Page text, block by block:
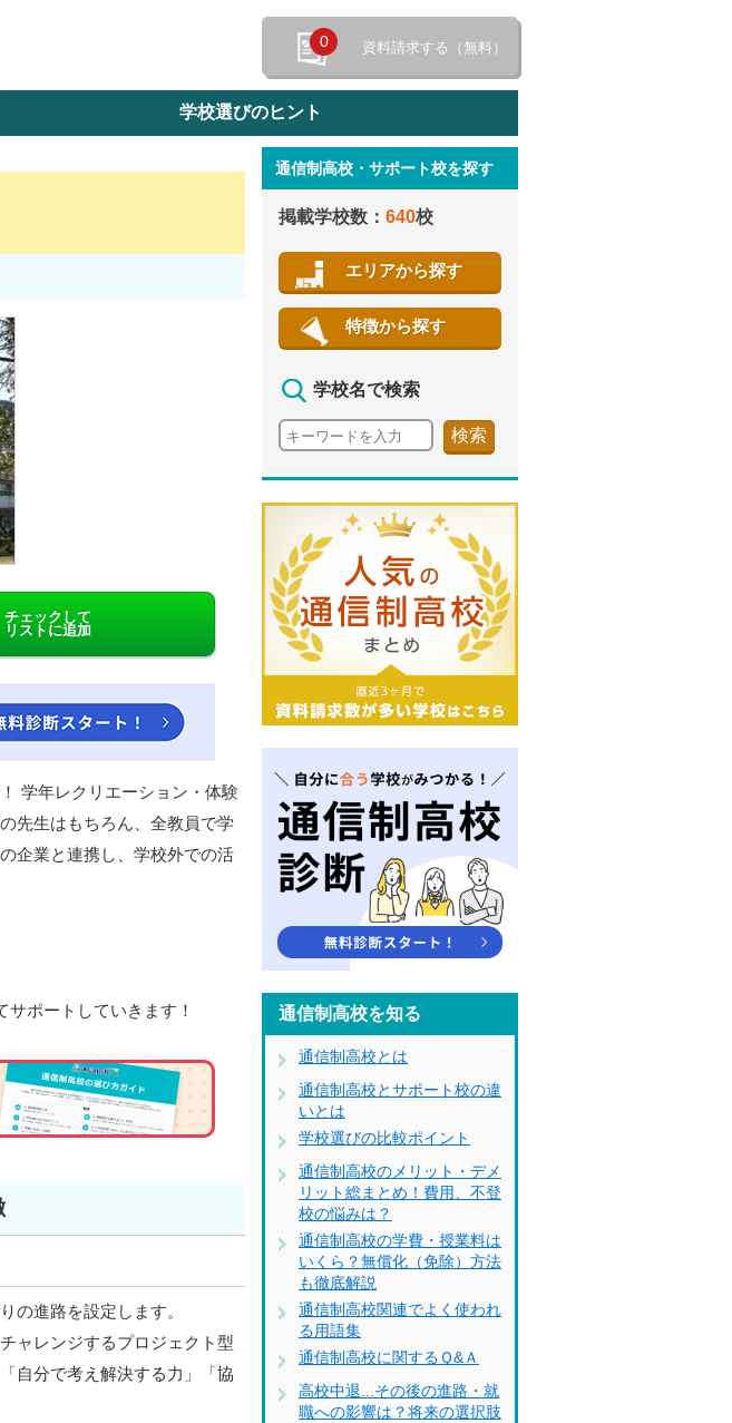
0 資料請求する（無料）
検索
陸・甲信越
国
州・沖縄
る
学校選びのヒント
チェックして
リストに追加
学年レクリエーション・体験
先生はもちろん、全教員で学
企業と連携し、学校外での活
ポートしていきます！
の進路を設定します。
ャレンジするプロジェクト型
自分で考え解決する力」「協
通信制高校・サポート校を探す
掲載学校数： 640校
エリアから探す
特徴から探す
学校名で検索
通信制高校を知る
通信制高校とは
通信制高校とサポート校の違
いとは
学校選びの比較ポイント
通信制高校のメリット・デメ
リット総まとめ！費用、不登
校の悩みは？
通信制高校の学費・授業料は
いくら？無償化（免除）方法
も徹底解説
通信制高校関連でよく使われ
る用語集
通信制高校に関するＱ&Ａ
高校中退...その後の進路・就
職への影響は？将来の選択肢